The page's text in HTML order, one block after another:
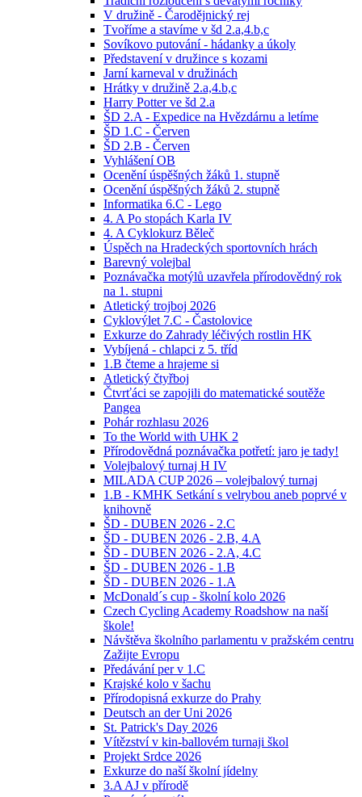
V družině - Čarodějnický rej
Tvoříme a stavíme v šd 2.a,4.b,c
Sovíkovo putování - hádanky a úkoly
Představení v družince s kozami
Jarní karneval v družinách
Hrátky v družině 2.a,4.b,c
Harry Potter ve šd 2.a
ŠD 2.A - Expedice na Hvězdárnu a letíme
ŠD 1.C - Červen
ŠD 2.B - Červen
Vyhlášení OB
Ocenění úspěšných žáků 1. stupně
Ocenění úspěšných žáků 2. stupně
Informatika 6.C - Lego
4. A Po stopách Karla IV
4. A Cyklokurz Běleč
Úspěch na Hradeckých sportovních hrách
Barevný volejbal
Poznávačka motýlů uzavřela přírodovědný rok
na 1. stupni
Atletický trojboj 2026
Cyklovýlet 7.C - Častolovice
Exkurze do Zahrady léčivých rostlin HK
Vybíjená - chlapci z 5. tříd
1.B čteme a hrajeme si
Atletický čtyřboj
Čtvrťáci se zapojili do matematické soutěže
Pangea
Pohár rozhlasu 2026
To the World with UHK 2
Přírodovědná poznávačka potřetí: jaro je tady!
Volejbalový turnaj H IV
MILADA CUP 2026 – volejbalový turnaj
1.B - KMHK Setkání s velrybou aneb poprvé v
knihovně
ŠD - DUBEN 2026 - 2.C
ŠD - DUBEN 2026 - 2.B, 4.A
ŠD - DUBEN 2026 - 2.A, 4.C
ŠD - DUBEN 2026 - 1.B
ŠD - DUBEN 2026 - 1.A
McDonald´s cup - školní kolo 2026
Czech Cycling Academy Roadshow na naší
škole!
Návštěva školního parlamentu v pražském centru
Zažijte Evropu
Předávání per v 1.C
Krajské kolo v šachu
Přírodopisná exkurze do Prahy
Deutsch an der Uni 2026
St. Patrick's Day 2026
Vítězství v kin-ballovém turnaji škol
Projekt Srdce 2026
Exkurze do naší školní jídelny
3.A AJ v přírodě